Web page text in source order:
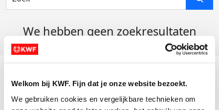
Welkom bij KWF. Fijn dat je onze website bezoekt.
We gebruiken cookies en vergelijkbare technieken om
We hebben geen zoekresultaten
Actiematerialen
Evenementen